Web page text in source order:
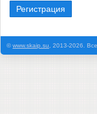
©www.skaip.su , 2013-2026.